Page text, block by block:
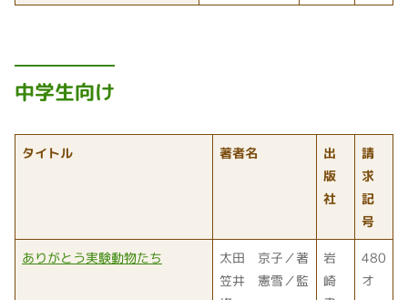
中学生向け
タイトル 著者名
出
版
社
請
求
記
号
ありがとう実験動物たち
太田 京子／著
笠井 憲雪／監
岩
崎
480
オ